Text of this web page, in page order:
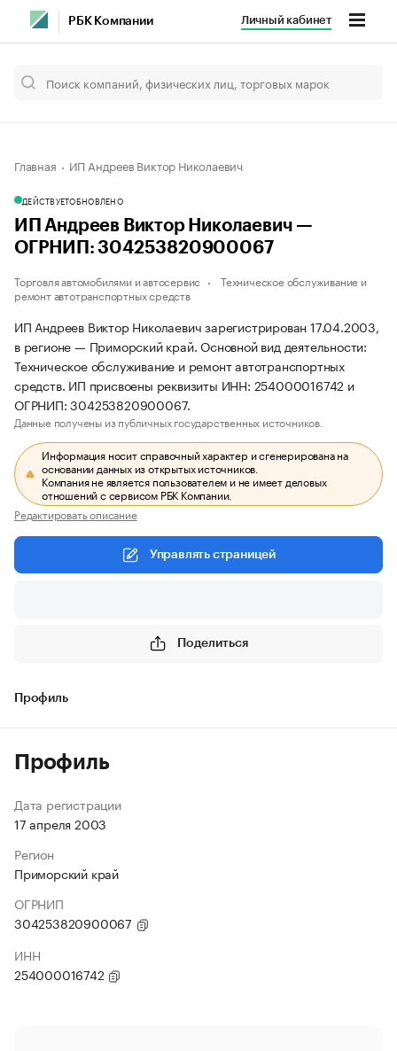
РБК Компании Личный кабинет
Главная ИП Андреев Виктор Николаевич
ДЕЙСТВУЕТОБНОВЛЕНО
ИП Андреев Виктор Николаевич —
ОГРНИП: 304253820900067
Торговля автомобилями и автосервис
Техническое обслуживание и
ремонт автотранспортных средств
ИП Андреев Виктор Николаевич зарегистрирован 17.04.2003,
в регионе — Приморский край. Основной вид деятельности:
Техническое обслуживание и ремонт автотранспортных
средств. ИП присвоены реквизиты ИНН: 254000016742 и
ОГРНИП: 304253820900067.
Данные получены из публичных государственных источников.
Информация носит справочный характер и сгенерирована на
основании данных из открытых источников.
Компания не является пользователем и не имеет деловых
отношений с сервисом РБК Компании.
Редактировать описание
Управлять страницей
Поделиться
Профиль
Профиль
Дата регистрации
17 апреля 2003
Регион
Приморский край
ОГРНИП
304253820900067
ИНН
254000016742